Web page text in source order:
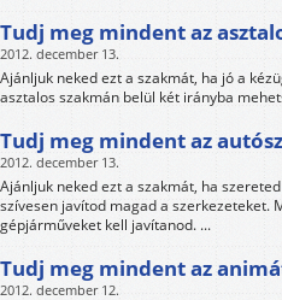
Tudj meg mindent az
2012. december 13.
Ajánljuk neked ezt a szakmát, ha jó a
asztalos szakmán belül két irányba
Tudj meg mindent az
2012. december 13.
Ajánljuk neked ezt a szakmát, ha
szívesen javítod magad a szerkezeteket.
gépjárműveket kell javítanod. ...
Tudj meg mindent az
2012. december 12.